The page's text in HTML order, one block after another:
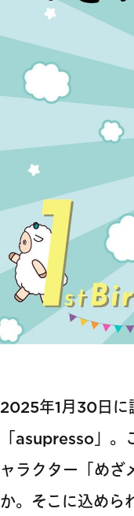
2025年1月30日に
「asupresso」。
ャラクター「めざ
か。そこに込め